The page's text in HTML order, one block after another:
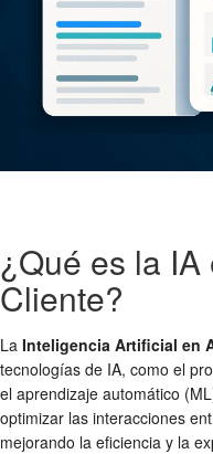
¿Qué es la
Cliente?
La Inteligencia Artificial en
tecnologías de IA, como el
el aprendizaje automático
optimizar las interacciones
mejorando la eficiencia y la